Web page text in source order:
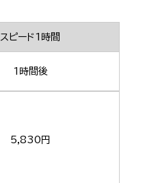
スピード1時間
1時間後
5,830円